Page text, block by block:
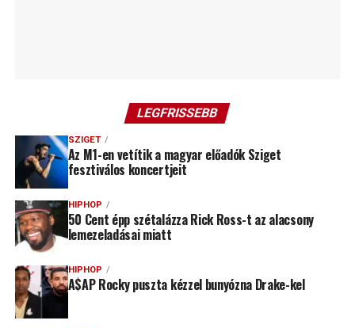
LEGFRISSEBB
SZIGET
Az M1-en vetítik a magyar előadók Sziget
fesztiválos koncertjeit
HIPHOP
50 Cent épp szétalázza Rick Ross-t az alacsony
lemezeladásai miatt
HIPHOP
A$AP Rocky puszta kézzel bunyózna Drake-kel